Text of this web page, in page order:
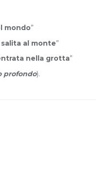
mondo”
salita al monte”
nella grotta”
profondo).